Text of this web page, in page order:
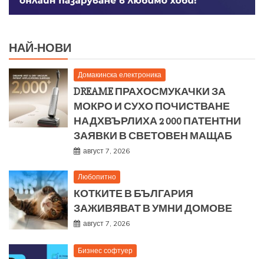
НАЙ-НОВИ
Домакинска електроника
DREAME ПРАХОСМУКАЧКИ ЗА
МОКРО И СУХО ПОЧИСТВАНЕ
НАДХВЪРЛИХА 2 000 ПАТЕНТНИ
ЗАЯВКИ В СВЕТОВЕН МАЩАБ
август 7, 2026
Любопитно
КОТКИТЕ В БЪЛГАРИЯ
ЗАЖИВЯВАТ В УМНИ ДОМОВЕ
август 7, 2026
Бизнес софтуер